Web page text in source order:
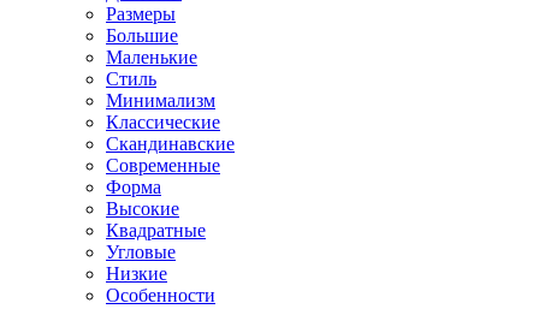
Размеры
Большие
Маленькие
Стиль
Минимализм
Классические
Скандинавские
Современные
Форма
Высокие
Квадратные
Угловые
Низкие
Особенности